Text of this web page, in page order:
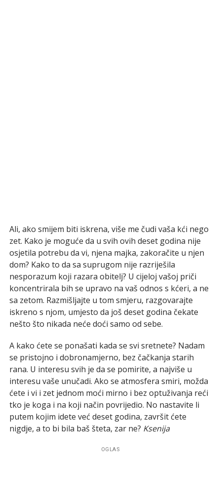
Ali, ako smijem biti iskrena, više me čudi vaša kći nego
zet. Kako je moguće da u svih ovih deset godina nije
osjetila potrebu da vi, njena majka, zakoračite u njen
dom? Kako to da sa suprugom nije razriješila
nesporazum koji razara obitelj? U cijeloj vašoj priči
koncentrirala bih se upravo na vaš odnos s kćeri, a ne
sa zetom. Razmišljajte u tom smjeru, razgovarajte
iskreno s njom, umjesto da još deset godina čekate
nešto što nikada neće doći samo od sebe.
A kako ćete se ponašati kada se svi sretnete? Nadam
se pristojno i dobronamjerno, bez čačkanja starih
rana. U interesu svih je da se pomirite, a najviše u
interesu vaše unučadi. Ako se atmosfera smiri, možda
ćete i vi i zet jednom moći mirno i bez optuživanja reći
tko je koga i na koji način povrijedio. No nastavite li
putem kojim idete već deset godina, završit ćete
nigdje, a to bi bila baš šteta, zar ne? Ksenija
OGLAS